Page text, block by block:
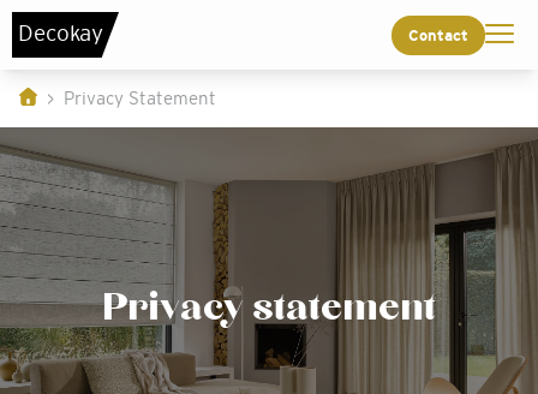
Decokay Contact
Privacy Statement
Privacy statement